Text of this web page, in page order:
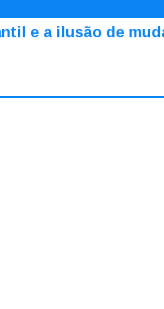
e a ilusão de